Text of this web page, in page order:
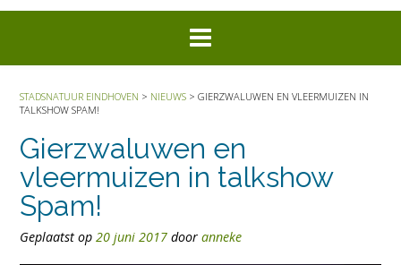
STADSNATUUR EINDHOVEN > NIEUWS > GIERZWALUWEN EN VLEERMUIZEN IN
TALKSHOW SPAM!
Gierzwaluwen en
vleermuizen in talkshow
Spam!
Geplaatst op 20 juni 2017 door anneke